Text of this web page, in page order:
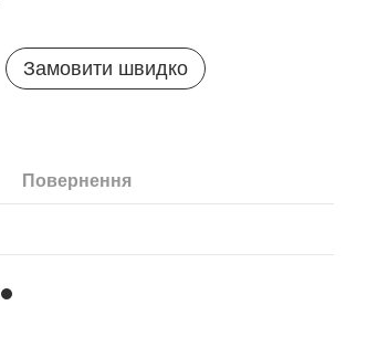
Замовити швидко
Повернення